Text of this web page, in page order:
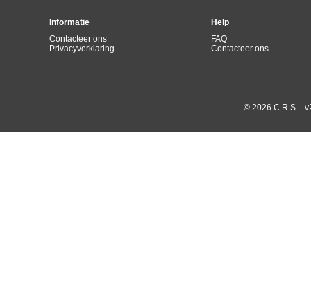
Informatie
Contacteer ons
Privacyverklaring
Help
FAQ
Contacteer ons
© 2026 C.R.S. -